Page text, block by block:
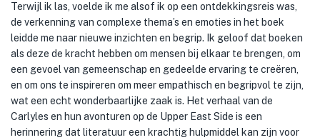
Terwijl ik las, voelde ik me alsof ik op een ontdekkingsreis was,
de verkenning van complexe thema’s en emoties in het boek
leidde me naar nieuwe inzichten en begrip. Ik geloof dat boeken
als deze de kracht hebben om mensen bij elkaar te brengen, om
een gevoel van gemeenschap en gedeelde ervaring te creëren,
en om ons te inspireren om meer empathisch en begripvol te zijn,
wat een echt wonderbaarlijke zaak is. Het verhaal van de
Carlyles en hun avonturen op de Upper East Side is een
herinnering dat literatuur een krachtig hulpmiddel kan zijn voor